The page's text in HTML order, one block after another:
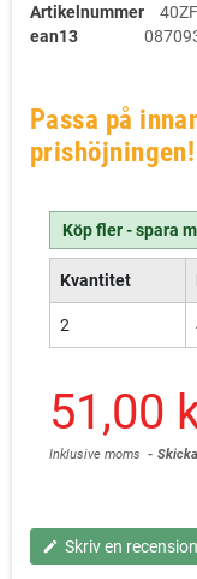
Artikelnummer
ean13
Passa på
prishöjningen!
Köp fler - spara
Kvantitet
2
51,00
Inklusive moms
edit Skriv en recension